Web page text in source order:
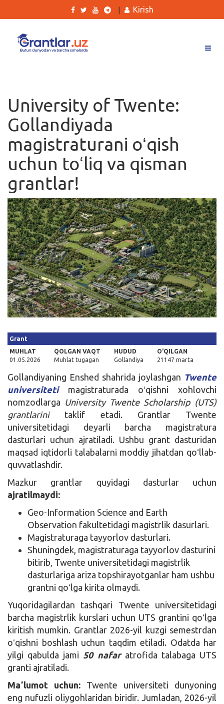
Ishlar
Kurslar
Blog
Yana
Qidirish
Kirish
Kirish
University of Twente:
Gollandiyada
magistraturani oʻqish
uchun toʻliq va qisman
grantlar!
Grant
MUHLAT
01.05.2026
QOLGAN VAQT
Muhlat tugagan
HUDUD
Gollandiya
O'QILGAN
21147 marta
Gollandiyaning Enshed shahrida joylashgan Twente
universitetimagistraturada oʻqishni xohlovchi
nomzodlarga University Twente Scholarship (UTS)
grantlarinitaklif etadi. Grantlar Twente
universitetidagi deyarli barcha magistratura
dasturlari uchun ajratiladi. Ushbu grant dasturidan
maqsad iqtidorli talabalarni moddiy jihatdan qoʻllab-
quvvatlashdir.
Mazkur grantlar quyidagi dasturlar uchun
ajratilmaydi:
Geo-Information Science and Earth
Observation fakultetidagi magistrlik dasurlari.
Magistraturaga tayyorlov dasturlari.
Shuningdek, magistraturaga tayyorlov dasturini
bitirib, Twente universitetidagi magistrlik
dasturlariga ariza topshirayotganlar ham ushbu
grantni qoʻlga kirita olmaydi.
Yuqoridagilardan tashqari Twente universitetidagi
barcha magistrlik kurslari uchun UTS grantini qoʻlga
kiritish mumkin. Grantlar 2026-yil kuzgi semestrdan
oʻqishni boshlash uchun taqdim etiladi. Odatda har
yilgi qabulda jami 50 nafaratrofida talabaga UTS
granti ajratiladi.
Maʼlumot uchun: Twente universiteti dunyoning
eng nufuzli oliygohlaridan biridir. Jumladan, 2026-yil